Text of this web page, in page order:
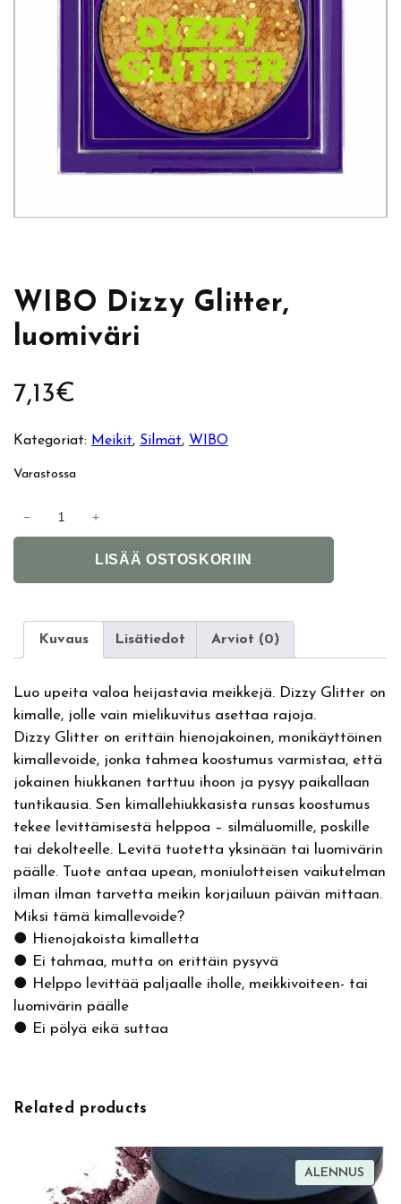
WIBO Dizzy Glitter,
luomiväri
7,13€
Kategoriat: Meikit, Silmät, WIBO
Varastossa
z
G
l
i
t
t
e
r
,
l
u
o
m
i
v
ä
r
ä
− +
LISÄÄ OSTOSKORIIN
n
t
v
e
:
Kuvaus Lisätiedot Arviot (0)
Luo upeita valoa heijastavia meikkejä. Dizzy Glitter on
kimalle, jolle vain mielikuvitus asettaa rajoja.
Dizzy Glitter on erittäin hienojakoinen, monikäyttöinen
kimallevoide, jonka tahmea koostumus varmistaa, että
jokainen hiukkanen tarttuu ihoon ja pysyy paikallaan
tuntikausia. Sen kimallehiukkasista runsas koostumus
tekee levittämisestä helppoa – silmäluomille, poskille
tai dekolteelle. Levitä tuotetta yksinään tai luomivärin
päälle. Tuote antaa upean, moniulotteisen vaikutelman
ilman ilman tarvetta meikin korjailuun päivän mittaan.
Miksi tämä kimallevoide?
● Hienojakoista kimalletta
● Ei tahmaa, mutta on erittäin pysyvä
● Helppo levittää paljaalle iholle, meikkivoiteen- tai
luomivärin päälle
● Ei pölyä eikä suttaa
Related products
ALENNUS